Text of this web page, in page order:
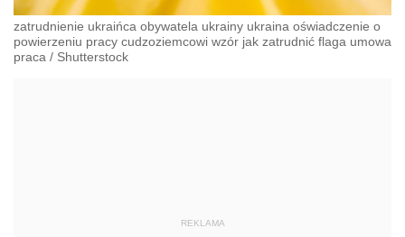
zatrudnienie ukraińca obywatela ukrainy ukraina oświadczenie o
powierzeniu pracy cudzoziemcowi wzór jak zatrudnić flaga umowa
praca / Shutterstock